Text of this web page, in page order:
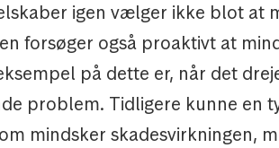
igen vælger ikke blot at
forsøger også proaktivt at
på dette er, når det
problem. Tidligere kunne en
mindsker skadesvirkningen,